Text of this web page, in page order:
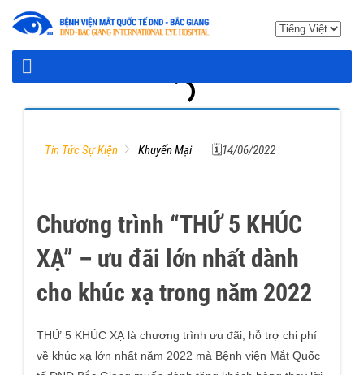
Tin Tức Sự Kiện Khuyến Mại 🗓14/06/2022
Chương trình “THỨ 5 KHÚC
XẠ” – ưu đãi lớn nhất dành
cho khúc xạ trong năm 2022
THỨ 5 KHÚC XẠ là chương trình ưu đãi, hỗ trợ chi phí
về khúc xạ lớn nhất năm 2022 mà Bệnh viện Mắt Quốc